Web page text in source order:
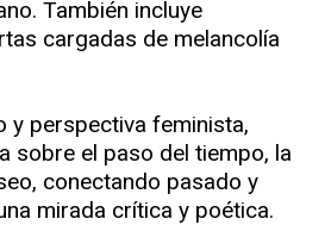
También incluye
cargadas de melancolía
y perspectiva feminista,
sobre el paso del tiempo, la
conectando pasado y
mirada crítica y poética.